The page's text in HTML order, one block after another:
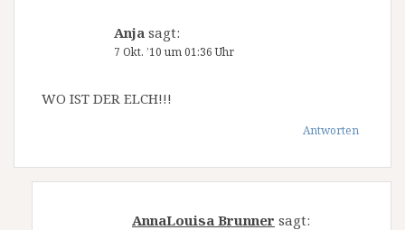
Anja sagt:
7 Okt. ’10 um 01:36 Uhr
WO IST DER ELCH!!!
Antworten
AnnaLouisa Brunner sagt: